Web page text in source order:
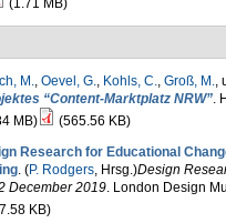
(1.71 MB)
M., Oevel, G., Kohls, C., Groß, M.,
“Content-Marktplatz NRW”.
MB)
(565.56 KB)
Research for Educational
. (P. Rodgers, Hrsg.)Design
December 2019. London Design
KB)